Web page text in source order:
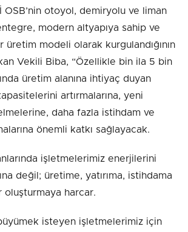
OSB’nin otoyol, demiryolu ve liman
modern altyapıya sahip ve
üretim modeli olarak kurgulandığının
Vekili Biba, “Özellikle bin ila 5 bin
üretim alanına ihtiyaç duyan
artırmalarına, yeni
daha fazla istihdam ve
önemli katkı sağlayacak.
işletmelerimiz enerjilerini
değil; üretime, yatırıma, istihdama
harcar.
isteyen işletmelerimiz için